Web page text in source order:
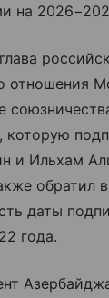
на
отношения
которую
и Ильхам
обратил
даты
года.